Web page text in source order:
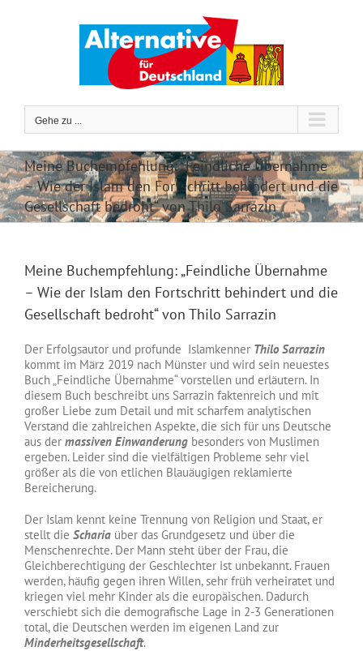
Gehe zu ...
Meine Buchempfehlung: „Feindliche Übernahme
– Wie der Islam den Fortschritt behindert und die
Gesellschaft bedroht“ von Thilo Sarrazin
Meine Buchempfehlung: „Feindliche Übernahme
– Wie der Islam den Fortschritt behindert und die
Gesellschaft bedroht“ von Thilo Sarrazin
Der Erfolgsautor und profunde Islamkenner Thilo Sarrazin
kommt im März 2019 nach Münster und wird sein neuestes
Buch „Feindliche Übernahme“ vorstellen und erläutern. In
diesem Buch beschreibt uns Sarrazin faktenreich und mit
großer Liebe zum Detail und mit scharfem analytischen
Verstand die zahlreichen Aspekte, die sich für uns Deutsche
aus der massiven Einwanderung besonders von Muslimen
ergeben. Leider sind die vielfältigen Probleme sehr viel
größer als die von etlichen Blauäugigen reklamierte
Bereicherung.
Der Islam kennt keine Trennung von Religion und Staat, er
stellt die Scharia über das Grundgesetz und über die
Menschenrechte. Der Mann steht über der Frau, die
Gleichberechtigung der Geschlechter ist unbekannt. Frauen
werden, häufig gegen ihren Willen, sehr früh verheiratet und
kriegen viel mehr Kinder als die europäischen. Dadurch
verschiebt sich die demografische Lage in 2-3 Generationen
total, die Deutschen werden im eigenen Land zur
Minderheitsgesellschaft.